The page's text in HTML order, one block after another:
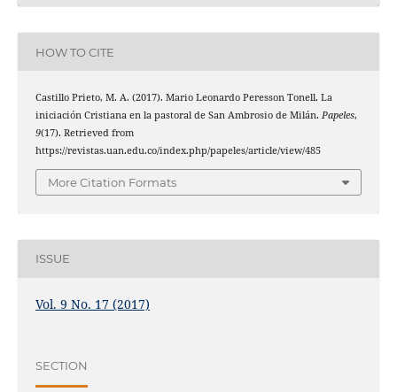
HOW TO CITE
Castillo Prieto, M. A. (2017). Mario Leonardo Peresson Tonell. La
iniciación Cristiana en la pastoral de San Ambrosio de Milán. Papeles,
9(17). Retrieved from
https://revistas.uan.edu.co/index.php/papeles/article/view/485
More Citation Formats
ISSUE
Vol. 9 No. 17 (2017)
SECTION